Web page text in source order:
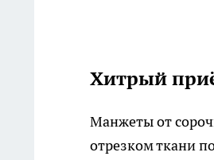
Хитрый
Манжеты от
отрезком ткани